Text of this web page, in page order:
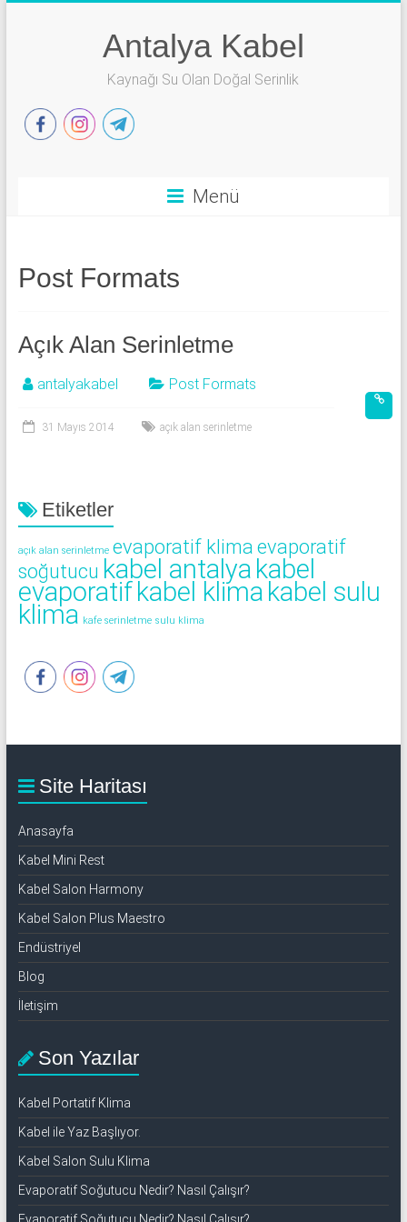
Antalya Kabel
Kaynağı Su Olan Doğal Serinlik
Menü
Post Formats
Açık Alan Serinletme
antalyakabel Post Formats
31 Mayıs 2014 açık alan serinletme
Etiketler
açık alan serinletme evaporatif klima evaporatif
soğutucu kabel antalya kabel
evaporatif kabel klima kabel sulu
klima kafe serinletme sulu klima
Site Haritası
Anasayfa
Kabel Mini Rest
Kabel Salon Harmony
Kabel Salon Plus Maestro
Endüstriyel
Blog
İletişim
Son Yazılar
Kabel Portatif Klima
Kabel ile Yaz Başlıyor.
Kabel Salon Sulu Klima
Evaporatif Soğutucu Nedir? Nasıl Çalışır?